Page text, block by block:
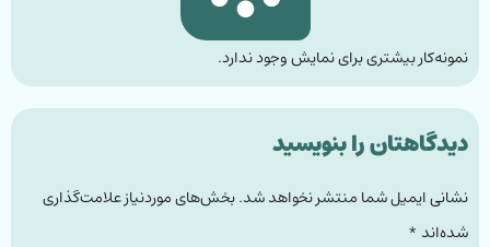
نمونه‌کار بیشتری برای نمایش وجود ندارد.
دیدگاهتان را بنویسید
نشانی ایمیل شما منتشر نخواهد شد.بخش‌های موردنیاز علامت‌گذاری
شده‌اند *